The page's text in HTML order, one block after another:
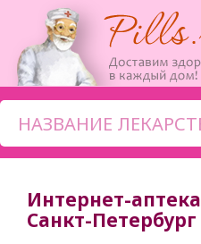
Интернет-аптека
Санкт-Петербург